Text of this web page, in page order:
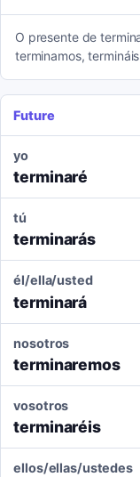
O presente de
terminamos,
Future
yo
terminaré
tú
terminarás
él/ella/usted
terminará
nosotros
terminaremos
vosotros
terminaréis
ellos/ellas/ustedes